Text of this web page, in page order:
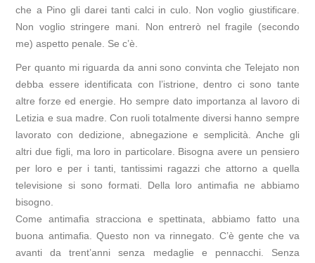
che a Pino gli darei tanti calci in culo. Non voglio giustificare.
Non voglio stringere mani. Non entrerò nel fragile (secondo
me) aspetto penale. Se c’è.
Per quanto mi riguarda da anni sono convinta che Telejato non
debba essere identificata con l’istrione, dentro ci sono tante
altre forze ed energie. Ho sempre dato importanza al lavoro di
Letizia e sua madre. Con ruoli totalmente diversi hanno sempre
lavorato con dedizione, abnegazione e semplicità. Anche gli
altri due figli, ma loro in particolare. Bisogna avere un pensiero
per loro e per i tanti, tantissimi ragazzi che attorno a quella
televisione si sono formati. Della loro antimafia ne abbiamo
bisogno.
Come antimafia stracciona e spettinata, abbiamo fatto una
buona antimafia. Questo non va rinnegato. C’è gente che va
avanti da trent’anni senza medaglie e pennacchi. Senza